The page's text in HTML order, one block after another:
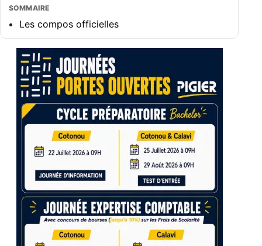
SOMMAIRE
Les compos officielles